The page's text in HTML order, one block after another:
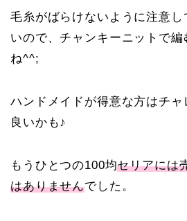
毛糸がばらけないように注意
いので、チャンキーニットで
ね^^;
ハンドメイドが得意な方はチャ
良いかも♪
もうひとつの100均セリアには
はありませんでした。